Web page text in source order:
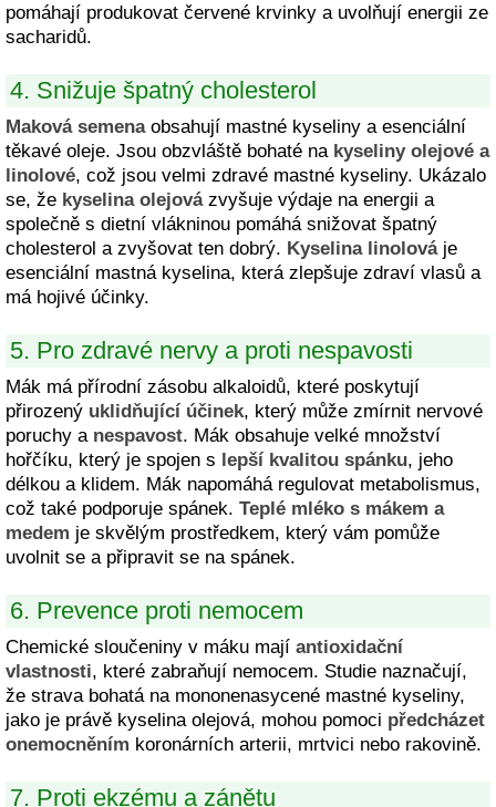
pomáhají produkovat červené krvinky a uvolňují energii ze
sacharidů.
4. Snižuje špatný cholesterol
Maková semenaobsahují mastné kyseliny a esenciální
těkavé oleje. Jsou obzvláště bohaté na kyseliny olejové a
linolové, což jsou velmi zdravé mastné kyseliny. Ukázalo
se, že kyselina olejovázvyšuje výdaje na energii a
společně s dietní vlákninou pomáhá snižovat špatný
cholesterol a zvyšovat ten dobrý. Kyselina linolováje
esenciální mastná kyselina, která zlepšuje zdraví vlasů a
má hojivé účinky.
5. Pro zdravé nervy a proti nespavosti
Mák má přírodní zásobu alkaloidů, které poskytují
přirozený uklidňující účinek, který může zmírnit nervové
poruchy a nespavost. Mák obsahuje velké množství
hořčíku, který je spojen s lepší kvalitou spánku, jeho
délkou a klidem. Mák napomáhá regulovat metabolismus,
což také podporuje spánek. Teplé mléko s mákem a
medem je skvělým prostředkem, který vám pomůže
uvolnit se a připravit se na spánek.
6. Prevence proti nemocem
Chemické sloučeniny v máku mají antioxidační
vlastnosti, které zabraňují nemocem. Studie naznačují,
že strava bohatá na mononenasycené mastné kyseliny,
jako je právě kyselina olejová, mohou pomoci předcházet
onemocněním koronárních arterii, mrtvici nebo rakovině.
7. Proti ekzému a zánětu